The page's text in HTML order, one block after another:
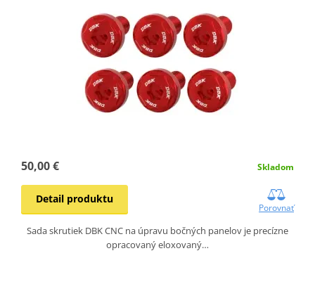
50,00 € Skladom
Detail produktu
Porovnať
Sada skrutiek DBK CNC na úpravu bočných panelov je precízne
opracovaný eloxovaný…